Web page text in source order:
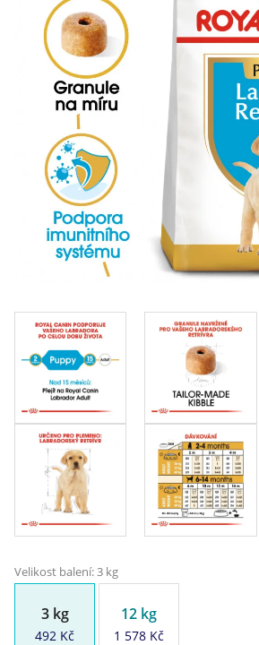
Klinika Veterix
777 319 516 (Po–Pá, 9–19h; So–Ne,
info@veterix.cz
E-shop Veterix
777 319 517 (Po–Pá, 8–15h)
eshop@veterix.cz
Velikost balení: 3 kg
3 kg
492 Kč
12 kg
1 578 Kč